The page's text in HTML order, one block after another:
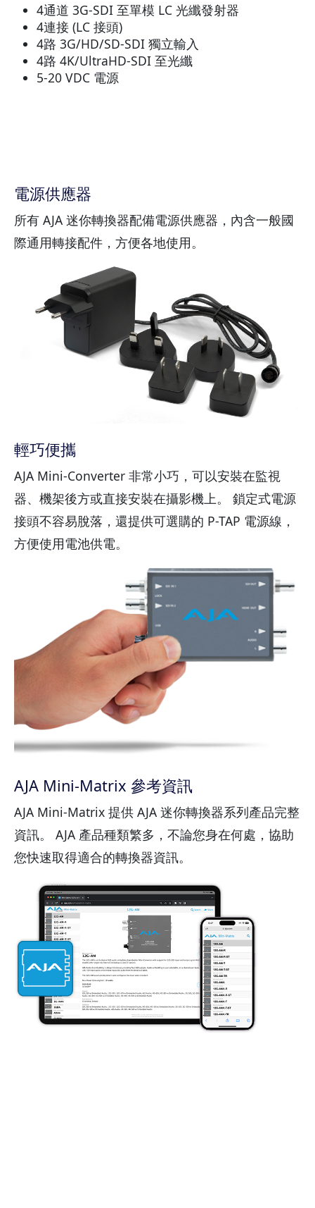
4通道 3G-SDI 至單模 LC 光纖發射器
4連接 (LC 接頭)
4路 3G/HD/SD-SDI 獨立輸入
4路 4K/UltraHD-SDI 至光纖
5-20 VDC 電源
電源供應器
所有 AJA 迷你轉換器配備電源供應器，內含一般國
際通用轉接配件，方便各地使用。
輕巧便攜
AJA Mini-Converter 非常小巧，可以安裝在監視
器、機架後方或直接安裝在攝影機上。 鎖定式電源
接頭不容易脫落，還提供可選購的 P-TAP 電源線，
方便使用電池供電。
AJA Mini-Matrix 參考資訊
AJA Mini-Matrix 提供 AJA 迷你轉換器系列產品完整
資訊。 AJA 產品種類繁多，不論您身在何處，協助
您快速取得適合的轉換器資訊。